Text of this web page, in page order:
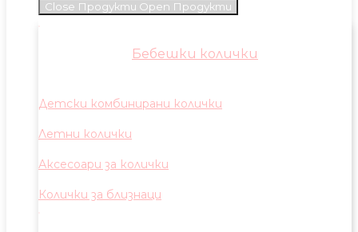
Close Продукти Open Продукти
Бебешки колички
Детски комбинирани колички
Летни колички
Аксесоари за колички
Колички за близнаци